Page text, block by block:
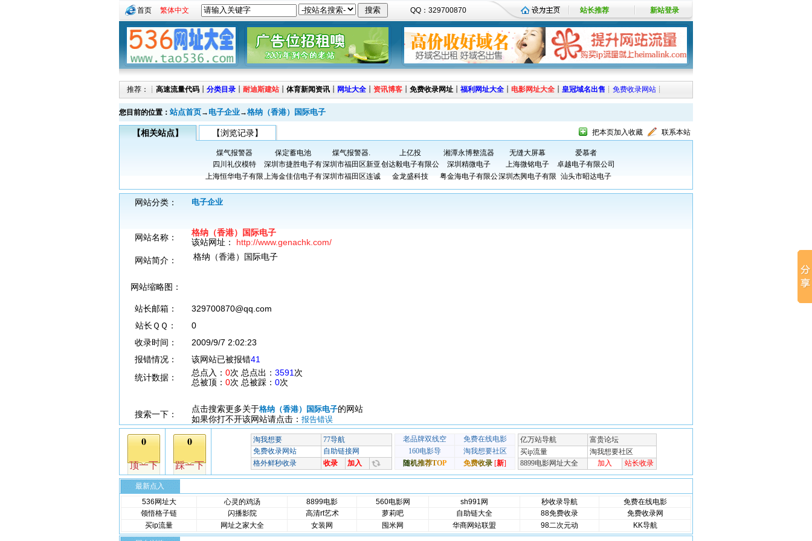
首页 繁体中文 QQ：329700870 站长推荐 新站登录
推荐：┊ 高速流量代码 ┊ 分类目录 ┊ 耐迪斯建站 ┊ 体育新闻资讯 ┊ 网址大全 ┊ 资讯博客 ┊ 免费收录网址 ┊ 福利网址大全 ┊ 电影网址大全 ┊ 皇冠域名出售 ┊ 免费收录网站 ┊
您目前的位置： 站点首页→ 电子企业→格纳（香港）国际电子
【相关站点】 【浏览记录】 把本页加入收藏 联系本站
煤气报警器 保定蓄电池 煤气报警器. 上亿投 湘潭永博整流器 无缝大屏幕
爱慕者
四川礼仪模特
深圳市捷胜电子有深圳市福田区新亚创达毅电子有限公 深圳精微电子 上海微铭电子
卓越电子有限公司
上海恒华电子有限上海金佳信电子有深圳市福田区连诚 金龙盛科技 粤金海电子有限公深圳杰興电子有限 汕头市昭达电子
网站分类： 电子企业
网站名称：
格纳（香港）国际电子
该站网址： http://www.genachk.com/
网站简介：
格纳（香港）国际电子
网站缩略图：
站长邮箱：
329700870@qq.com
站长ＱＱ：
0
收录时间：
2009/9/7 2:02:23
报错情况：
该网站已被报错41
统计数据：
总点入： 0次 总点出： 3591 次
总被顶： 0次 总被踩： 0次
搜索一下：
点击搜索更多关于格纳（香港）国际电子的网站
如果你打不开该网站请点击： 报告错误
最新点入
536网址大
心灵的鸡汤 8899电影 560电影网 sh991网 秒收录导航
免费在线电影
领悟格子链
闪播影院 高清rt艺术 萝莉吧 自助链大全 88免费收录
免费收录网
买ip流量
网址之家大全 女装网 囤米网 华商网站联盟 98二次元动 KK导航